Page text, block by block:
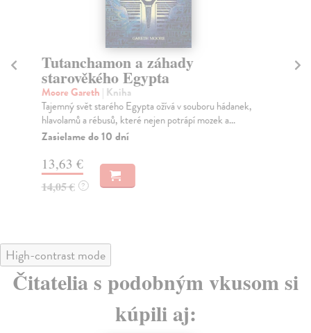
Tutanchamon a záhady
starověkého Egypta
Moore Gareth | Kniha
Tajemný svět starého Egypta ožívá v souboru hádanek,
hlavolamů a rébusů, které nejen potrápí mozek a...
Zasielame do 10 dní
13,63 €
14,05 € ?
High-contrast mode
Čitatelia s podobným vkusom si
kúpili aj: